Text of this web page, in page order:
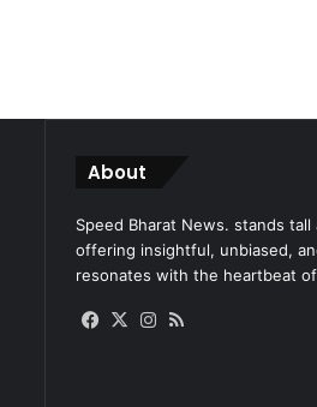
About
Speed Bharat News. stands
offering insightful, unbiased,
resonates with the heartbeat
Facebook
X Instagram